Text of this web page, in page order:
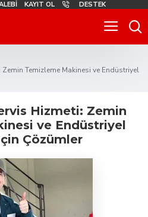
KAYIT OL DESTEK
Zemin Temizleme Makinesi ve Endüstriyel
Hizmeti: Zemin
ve Endüstriyel
Çözümler